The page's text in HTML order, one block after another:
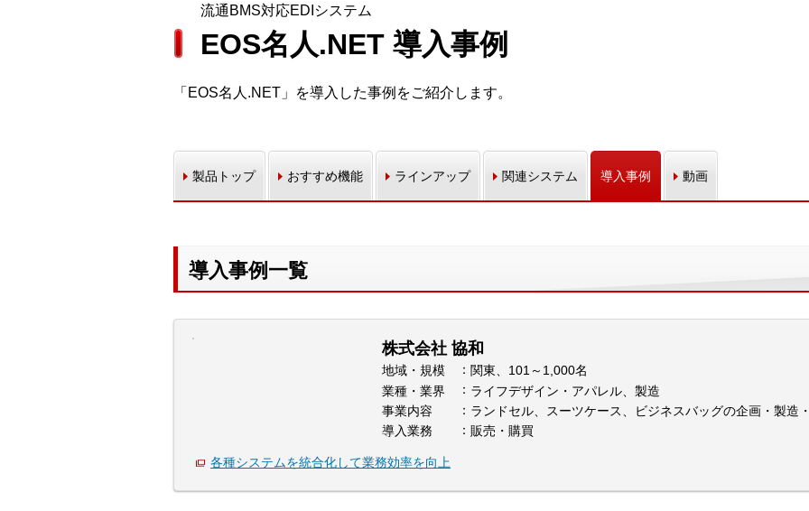
流通BMS対応EDIシステム
EOS名人.NET 導入事例
「EOS名人.NET」を導入した事例をご紹介します。
製品トップ おすすめ機能 ラインアップ 関連システム 導入事例 動画
導入事例一覧
株式会社 協和
地域・規模
関東、101～1,000名
業種・業界
ライフデザイン・アパレル、製造
事業内容
ランドセル、スーツケース、ビジネスバッグの企画・製造
導入業務
販売・購買
各種システムを統合化して業務効率を向上